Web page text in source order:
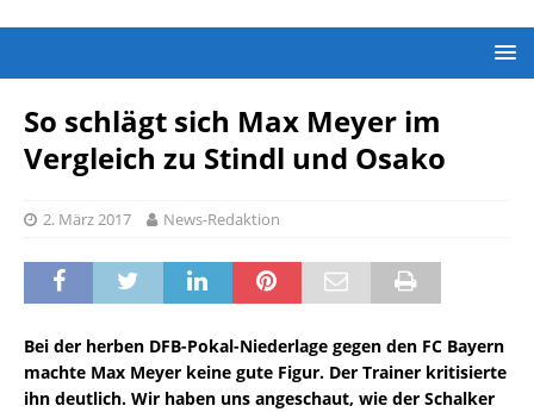
So schlägt sich Max Meyer im
Vergleich zu Stindl und Osako
2. März 2017 News-Redaktion
Bei der herben DFB-Pokal-Niederlage gegen den FC Bayern
machte Max Meyer keine gute Figur. Der Trainer kritisierte
ihn deutlich. Wir haben uns angeschaut, wie der Schalker